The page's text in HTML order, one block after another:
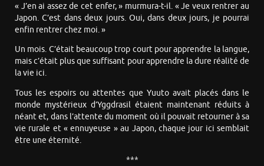
« J’en ai assez de cet enfer, » murmura-t-il. « Je veux rentrer au
Japon. C’est dans deux jours. Oui, dans deux jours, je pourrai
enfin rentrer chez moi. »
Un mois. C’était beaucoup trop court pour apprendre la langue,
mais c’était plus que suffisant pour apprendre la dure réalité de
la vie ici.
Tous les espoirs ou attentes que Yuuto avait placés dans le
monde mystérieux d’Yggdrasil étaient maintenant réduits à
néant et, dans l’attente du moment où il pouvait retourner à sa
vie rurale et « ennuyeuse » au Japon, chaque jour ici semblait
être une éternité.
***